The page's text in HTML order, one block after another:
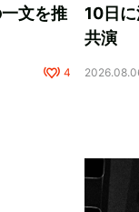
文を推
4
10日
共演